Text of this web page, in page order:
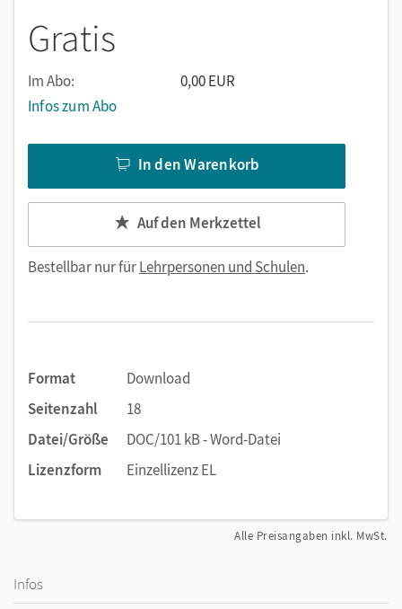
lassen sich auf die Bedürfnisse Ihrer Schülerinnen und
Schüler anpassen
vereinfachen die Arbeit
Gratis
Im Abo:
0,00 EUR
Infos zum Abo
In den Warenkorb
Auf den Merkzettel
Bestellbar nur fürLehrpersonen und Schulen.
Format
Download
Seitenzahl
18
Datei/Größe
DOC/101 kB - Word-Datei
Lizenzform
Einzellizenz EL
Alle Preisangaben inkl. MwSt.
Infos